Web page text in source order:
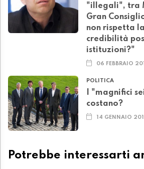
"illegali", tra
Gran
non rispetta
credibilità
istituzioni?"
06 FEBBRAIO
POLITICA
I "magnifici
costano?
14 GENNAIO
Potrebbe interessarti